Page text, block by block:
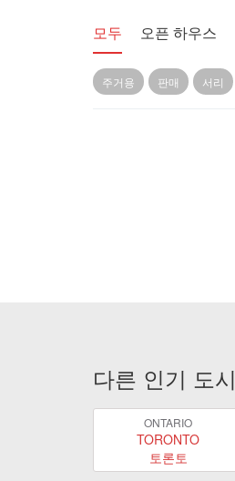
모두 오픈 하우스
주거용 판매 서리
다른 인기 도시
ONTARIO
TORONTO
토론토